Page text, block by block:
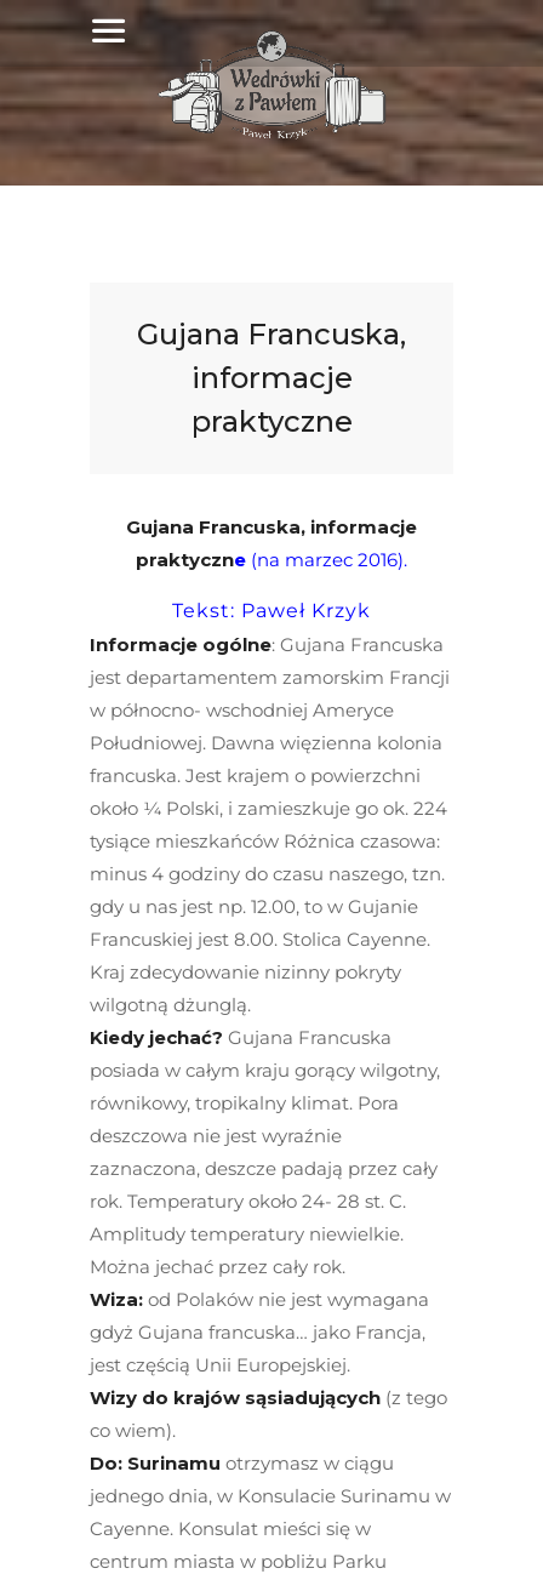
Gujana Francuska,
informacje
praktyczne
Gujana Francuska, informacje
praktyczne (na marzec 2016).
Tekst: Paweł Krzyk
Informacje ogólne: Gujana Francuska
jest departamentem zamorskim Francji
w północno- wschodniej Ameryce
Południowej. Dawna więzienna kolonia
francuska. Jest krajem o powierzchni
około ¼ Polski, i zamieszkuje go ok. 224
tysiące mieszkańców Różnica czasowa:
minus 4 godziny do czasu naszego, tzn.
gdy u nas jest np. 12.00, to w Gujanie
Francuskiej jest 8.00. Stolica Cayenne.
Kraj zdecydowanie nizinny pokryty
wilgotną dżunglą.
Kiedy jechać? Gujana Francuska
posiada w całym kraju gorący wilgotny,
równikowy, tropikalny klimat. Pora
deszczowa nie jest wyraźnie
zaznaczona, deszcze padają przez cały
rok. Temperatury około 24- 28 st. C.
Amplitudy temperatury niewielkie.
Można jechać przez cały rok.
Wiza: od Polaków nie jest wymagana
gdyż Gujana francuska… jako Francja,
jest częścią Unii Europejskiej.
Wizy do krajów sąsiadujących (z tego
co wiem).
Do: Surinamu otrzymasz w ciągu
jednego dnia, w Konsulacie Surinamu w
Cayenne. Konsulat mieści się w
centrum miasta w pobliżu Parku